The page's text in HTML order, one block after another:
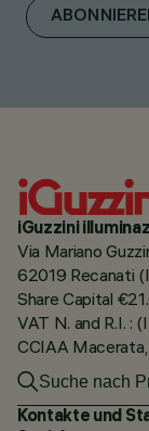
iGuzzini
Via Mariano
62019 Recanati
Share Capital
VAT N. and R.I.
CCIAA
Kontakte und